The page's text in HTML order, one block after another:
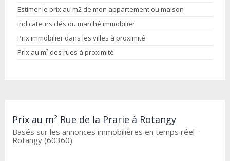
Estimer le prix au m2 de mon appartement ou maison
Indicateurs clés du marché immobilier
Prix immobilier dans les villes à proximité
Prix au m² des rues à proximité
Prix au m² Rue de la Prarie à Rotangy
Basés sur les annonces immobilières en temps réel -
Rotangy (60360)